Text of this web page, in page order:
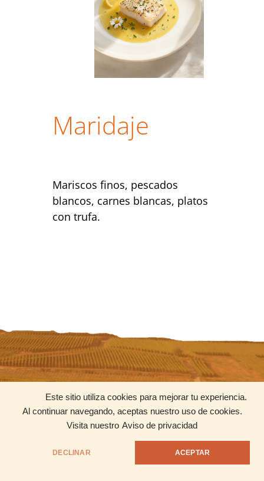
Este sitio utiliza cookies para mejorar tu experiencia.
Al continuar navegando, aceptas nuestro uso de cookies.
Visita nuestro Aviso de privacidad
DECLINAR ACEPTAR
Maridaje
Mariscos finos, pescados
blancos, carnes blancas, platos
con trufa.
CONTACTO
contacto@uniquewines.mx
+52 56 3802 3708
REDES SOCIALES
© Todos los Derechos Reservados 2025 Unique Wines México.